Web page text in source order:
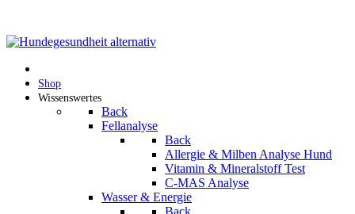
Shop
Wissenswertes
Back
Fellanalyse
Back
Allergie & Milben Analyse Hund
Vitamin & Mineralstoff Test
C-MAS Analyse
Wasser & Energie
Back